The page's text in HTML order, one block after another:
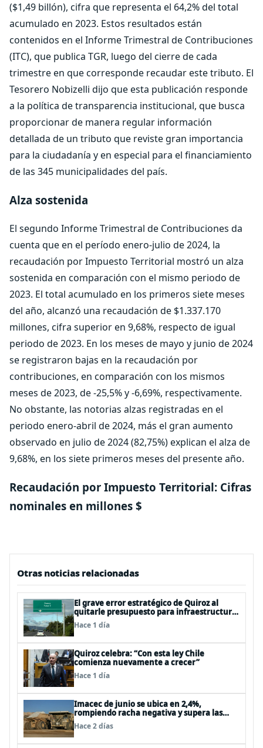
($1,49 billón), cifra que representa el 64,2% del total
acumulado en 2023. Estos resultados están
contenidos en el Informe Trimestral de Contribuciones
(ITC), que publica TGR, luego del cierre de cada
trimestre en que corresponde recaudar este tributo. El
Tesorero Nobizelli dijo que esta publicación responde
a la política de transparencia institucional, que busca
proporcionar de manera regular información
detallada de un tributo que reviste gran importancia
para la ciudadanía y en especial para el financiamiento
de las 345 municipalidades del país.
Alza sostenida
El segundo Informe Trimestral de Contribuciones da
cuenta que en el período enero-julio de 2024, la
recaudación por Impuesto Territorial mostró un alza
sostenida en comparación con el mismo periodo de
2023. El total acumulado en los primeros siete meses
del año, alcanzó una recaudación de $1.337.170
millones, cifra superior en 9,68%, respecto de igual
periodo de 2023. En los meses de mayo y junio de 2024
se registraron bajas en la recaudación por
contribuciones, en comparación con los mismos
meses de 2023, de -25,5% y -6,69%, respectivamente.
No obstante, las notorias alzas registradas en el
periodo enero-abril de 2024, más el gran aumento
observado en julio de 2024 (82,75%) explican el alza de
9,68%, en los siete primeros meses del presente año.
Recaudación por Impuesto Territorial: Cifras
nominales en millones $
Otras noticias relacionadas
El grave error estratégico de Quiroz al
quitarle presupuesto para infraestructura
vial del Biobío
Hace 1 día
Quiroz celebra: “Con esta ley Chile
comienza nuevamente a crecer”
Hace 1 día
Imacec de junio se ubica en 2,4%,
rompiendo racha negativa y supera las
expectativas
Hace 2 días